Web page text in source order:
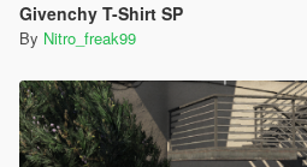
Givenchy T-Shirt SP
By Nitro_freak99